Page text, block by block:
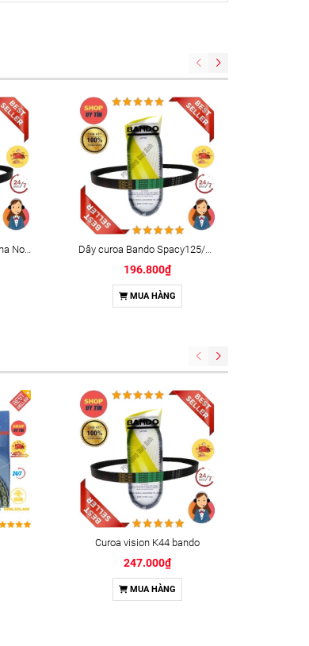
Dây curoa Bando Yamaha Nozza Grande (V743-21.2-28) Dây curoa Bando Spacy125/@ Stream (V743-20-30)
196.800₫
MUA HÀNG
Curoa vision K44 bando
247.000₫
MUA HÀNG